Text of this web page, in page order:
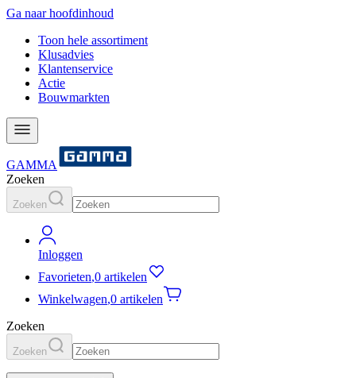
Ga naar hoofdinhoud
Toon hele assortiment
Klusadvies
Klantenservice
Actie
Bouwmarkten
GAMMA
Zoeken
Zoeken
Inloggen
Favorieten,0 artikelen
Winkelwagen,0 artikelen
Zoeken
Zoeken